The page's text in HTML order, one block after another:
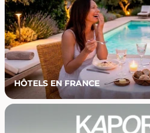
HÔTELS EN FRANCE